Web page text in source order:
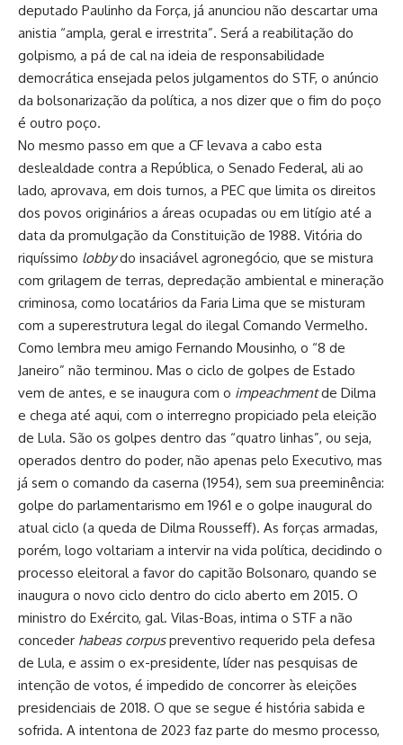
deputado Paulinho da Força, já anunciou não descartar uma
anistia “ampla, geral e irrestrita”. Será a reabilitação do
golpismo, a pá de cal na ideia de responsabilidade
democrática ensejada pelos julgamentos do STF, o anúncio
da bolsonarização da política, a nos dizer que o fim do poço
é outro poço.
No mesmo passo em que a CF levava a cabo esta
deslealdade contra a República, o Senado Federal, ali ao
lado, aprovava, em dois turnos, a PEC que limita os direitos
dos povos originários a áreas ocupadas ou em litígio até a
data da promulgação da Constituição de 1988. Vitória do
riquíssimo lobbydo insaciável agronegócio, que se mistura
com grilagem de terras, depredação ambiental e mineração
criminosa, como locatários da Faria Lima que se misturam
com a superestrutura legal do ilegal Comando Vermelho.
Como lembra meu amigo Fernando Mousinho, o “8 de
Janeiro” não terminou. Mas o ciclo de golpes de Estado
vem de antes, e se inaugura com o impeachmentde Dilma
e chega até aqui, com o interregno propiciado pela eleição
de Lula. São os golpes dentro das “quatro linhas”, ou seja,
operados dentro do poder, não apenas pelo Executivo, mas
já sem o comando da caserna (1954), sem sua preeminência:
golpe do parlamentarismo em 1961 e o golpe inaugural do
atual ciclo (a queda de Dilma Rousseff). As forças armadas,
porém, logo voltariam a intervir na vida política, decidindo o
processo eleitoral a favor do capitão Bolsonaro, quando se
inaugura o novo ciclo dentro do ciclo aberto em 2015. O
ministro do Exército, gal. Vilas-Boas, intima o STF a não
conceder habeas corpuspreventivo requerido pela defesa
de Lula, e assim o ex-presidente, líder nas pesquisas de
intenção de votos, é impedido de concorrer às eleições
presidenciais de 2018. O que se segue é história sabida e
sofrida. A intentona de 2023 faz parte do mesmo processo,